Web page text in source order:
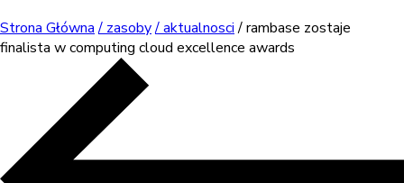
Strona Główna / zasoby/ aktualnosci/ rambase zostaje
finalista w computing cloud excellence awards